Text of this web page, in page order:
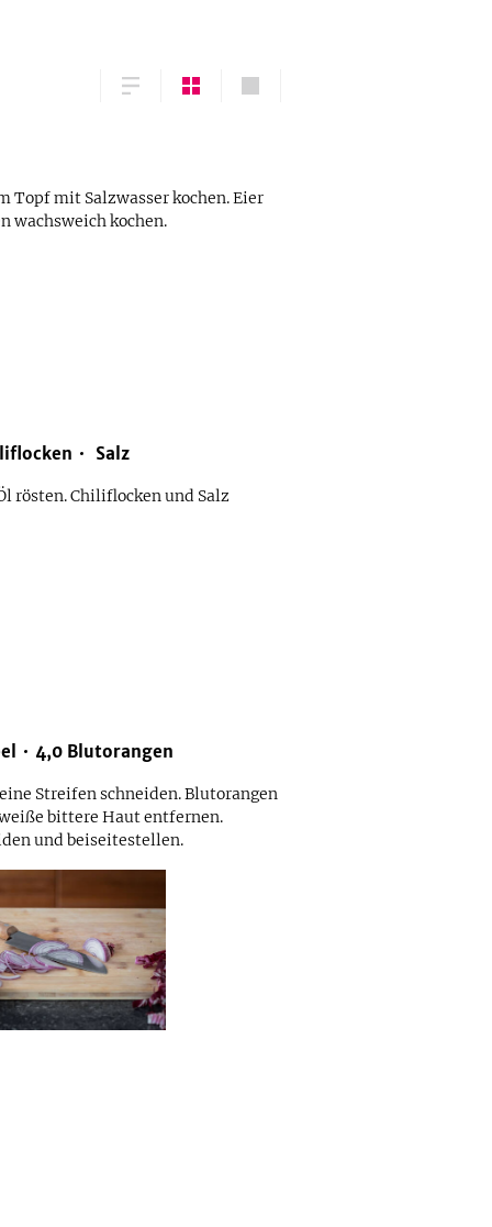
Topf mit Salzwasser kochen. Eier
wachsweich kochen.
Salz
rösten. Chiliflocken und Salz
4,0 Blutorangen
Streifen schneiden. Blutorangen
bittere Haut entfernen.
und beiseitestellen.